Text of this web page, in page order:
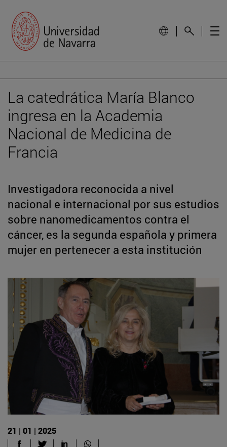
La catedrática María Blanco
ingresa en la Academia
Nacional de Medicina de
Francia
Investigadora reconocida a nivel
nacional e internacional por sus estudios
sobre nanomedicamentos contra el
cáncer, es la segunda española y primera
mujer en pertenecer a esta institución
21 | 01 | 2025